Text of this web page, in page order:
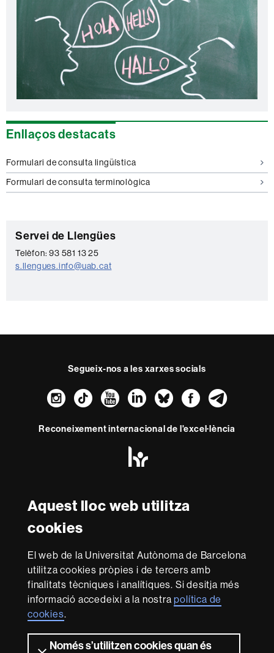
Aquest lloc web utilitza
cookies
El web de la Universitat Autònoma de Barcelona
utilitza cookies pròpies i de tercers amb
finalitats tècniques i analítiques. Si desitja més
informació accedeixi a la nostrapolítica de
cookies.
Només s’utilitzen cookies quan és
Enllaços destacats
Formulari de consulta lingüística
Formulari de consulta terminològica
C
o
n
Servei de Llengües
Telèfon: 93 581 13 25
s.llengues.info@uab.cat
Segueix-nos a les xarxes socials
Instagram
TikTokYouTube
LinkedIn
Bluesky
Reconeixement internacional de l'excel·lència
-
Euraxess
Amb el finançament de
Sobre
aquest
web
Avís legal Protecció de dades Sobre el
web Accessibilitat web Mapa del web UAB
docència de qualitat i excel·lència, diversificada,